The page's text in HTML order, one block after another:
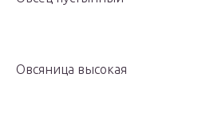
Овсяница высокая